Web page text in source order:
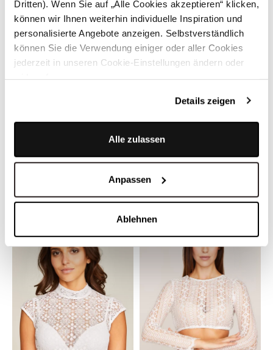
Dritten). Wenn Sie auf „Alle Cookies akzeptieren“ klicken,
können wir Ihnen weiterhin individuelle Inspiration und
personalisierte Angebote anzeigen. Selbstverständlich
können Sie die Verwendung einiger oder aller Cookies
jederzeit in unseren Cookie-Einstellungen ändern oder
Details zeigen
Alle zulassen
Anpassen
Ablehnen
Weiße Dirndlbluse mit Kreis-
Weiße Dirndlbluse Esther mit